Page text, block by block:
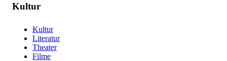
Kultur
Kultur
Literatur
Theater
Filme